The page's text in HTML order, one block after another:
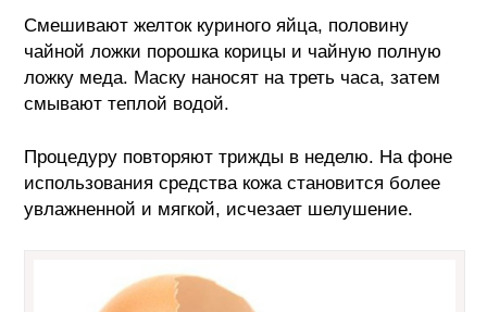
Смешивают желток куриного яйца, половину
чайной ложки порошка корицы и чайную полную
ложку меда. Маску наносят на треть часа, затем
смывают теплой водой.
Процедуру повторяют трижды в неделю. На фоне
использования средства кожа становится более
увлажненной и мягкой, исчезает шелушение.